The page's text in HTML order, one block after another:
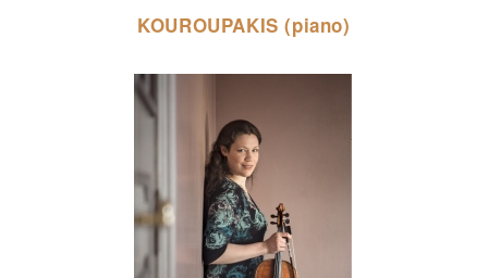
KOUROUPAKIS (piano)